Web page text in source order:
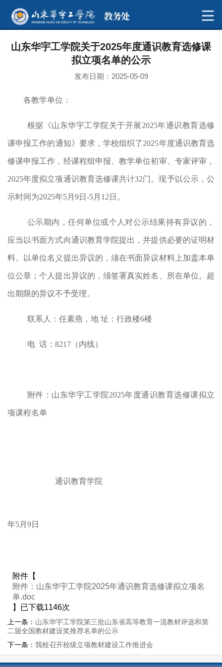
山东华宇工学院关于2025年度通识教育选修课
拟立项名单的公示
发布日期：2025-05-09
各教学单位 ：
根据 《山东华宇工学院关于开展2025年通识教育选修
课申报工作的通知》 要求，学校组织了2025年度通识教育选
修课申报工作， 经课程组申报、教学单位初审、 专家评审，
2025年度拟立项通识教育选修课共计32门。现予以公示，公
示时间为2025年5月9日-5月12日 。
公示期内，任何单位或个人对公示结果持有异议的，
应当以书面方式向通识教育学院提出，并提供必要的证明材
料。以单位名义提出异议的，须在书面异议材料上加盖本单
位公章；个人提出异议的，须签署真实姓名、所在单位。超
出期限的异议不予受理。
联系人： 任素燕， 地 址：行政楼6楼
电 话： 8217（内线）
附件：山东华宇工学院2025年度通识教育选修课拟立
项课程名单
通识教育学院
年5月9日
附件【
附件：山东华宇工学院2025年通识教育选修课拟立项名
单.doc
】已下载1146次
上一条： 山东华宇工学院第三批山东省高等教育一流教材评选和第
二届全国教材建设奖​推荐名单的公示
下一条： 我校召开校级立项教材建设工作推进会